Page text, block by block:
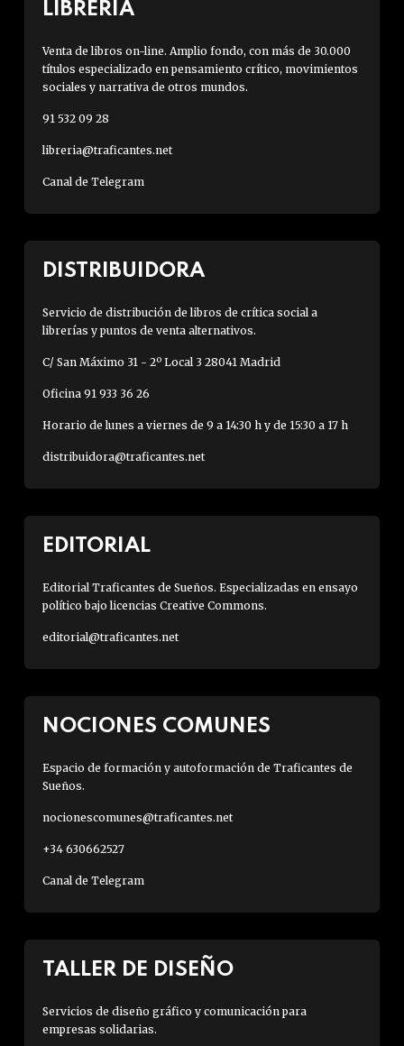
LIBRERÍA
Venta de libros on-line. Amplio fondo, con más de 30.000
títulos especializado en pensamiento crítico, movimientos
sociales y narrativa de otros mundos.
91 532 09 28
libreria@traficantes.net
Canal de Telegram
DISTRIBUIDORA
Servicio de distribución de libros de crítica social a
librerías y puntos de venta alternativos.
C/ San Máximo 31 - 2º Local 3 28041 Madrid
Oficina 91 933 36 26
Horario de lunes a viernes de 9 a 14:30 h y de 15:30 a 17 h
distribuidora@traficantes.net
EDITORIAL
Editorial Traficantes de Sueños. Especializadas en ensayo
político bajo licencias Creative Commons.
editorial@traficantes.net
NOCIONES COMUNES
Espacio de formación y autoformación de Traficantes de
Sueños.
nocionescomunes@traficantes.net
+34 630662527
Canal de Telegram
TALLER DE DISEÑO
Servicios de diseño gráfico y comunicación para
empresas solidarias.